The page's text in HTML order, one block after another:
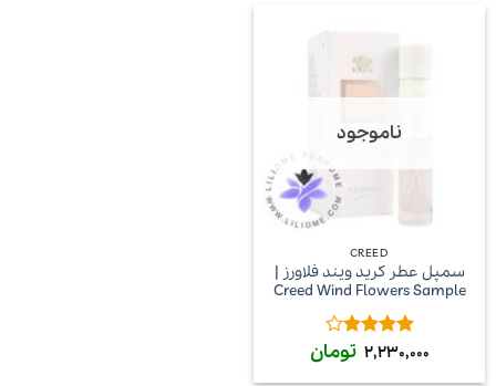
ناموجود
CREED
سمپل عطر کرید ویند فلاورز |
Creed Wind Flowers Sample
امتیاز42,230,000 تومان